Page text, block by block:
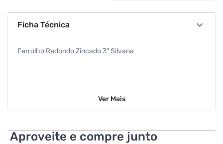
Ficha Técnica
Ferrolho Redondo Zincado 3" Silvana
Ver Mais
Aproveite e compre junto